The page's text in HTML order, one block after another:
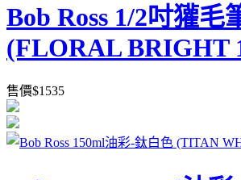
Bob Ross 1/2吋獾毛
(FLORAL BRIGHT
售價$1535